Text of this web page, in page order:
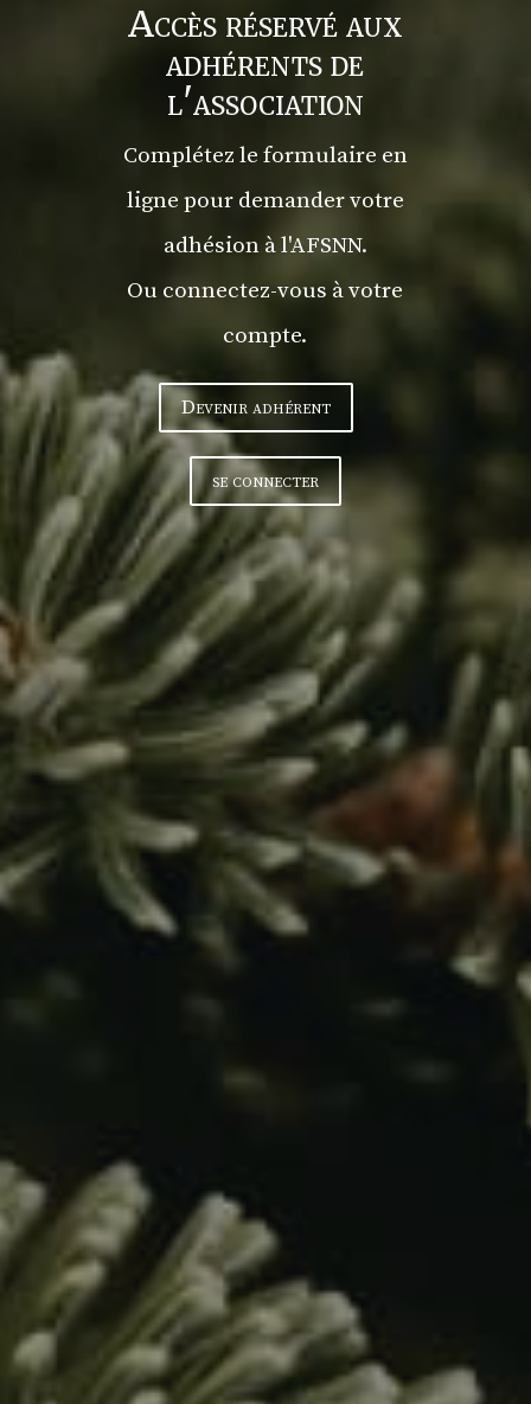
Accès réservé aux
adhérents de
l'association
Complétez le formulaire en
ligne pour demander votre
adhésion à l'AFSNN.
Ou connectez-vous à votre
compte.
Devenir adhérent
se connecter